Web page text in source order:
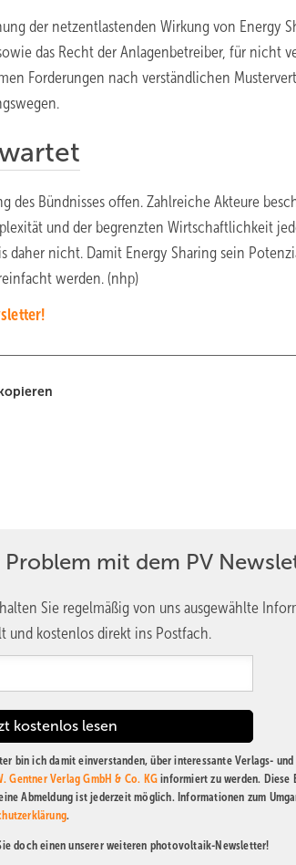
der netzentlastenden Wirkung von Energy
das Recht der Anlagenbetreiber, für nicht
Forderungen nach verständlichen
des Bündnisses offen. Zahlreiche Akteure
und der begrenzten Wirtschaftlichkeit
nicht. Damit Energy Sharing sein
werden. (nhp)
Problem mit dem PV
Sie regelmäßig von uns ausgewählte
und kostenlos direkt ins Postfach.
bin ich damit einverstanden, über interessante Verlags-
Gentner Verlag GmbH & Co. KG informiert zu werden. Diese
Abmeldung ist jederzeit möglich. Informationen zum
.
doch einen unserer weiteren photovoltaik-Newsletter!